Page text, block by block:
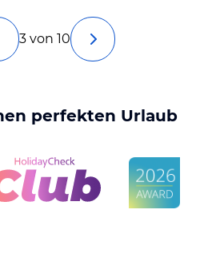
3 von 10
perfekten Urlaub